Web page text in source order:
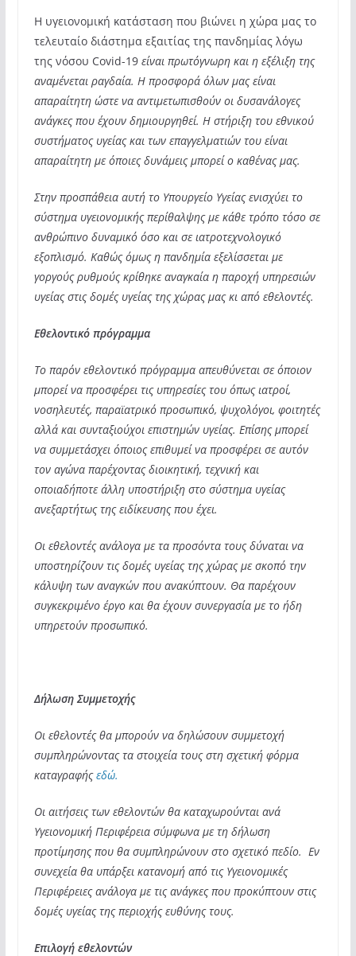
Η υγειονομική κατάσταση που βιώνει η χώρα μας το
τελευταίο διάστημα εξαιτίας της πανδημίας λόγω
της νόσου Covid-19 είναι πρωτόγνωρη και η εξέλιξη της
αναμένεται ραγδαία. Η προσφορά όλων μας είναι
απαραίτητη ώστε να αντιμετωπισθούν οι δυσανάλογες
ανάγκες που έχουν δημιουργηθεί. Η στήριξη του εθνικού
συστήματος υγείας και των επαγγελματιών του είναι
απαραίτητη με όποιες δυνάμεις μπορεί ο καθένας μας.
Στην προσπάθεια αυτή το Υπουργείο Υγείας ενισχύει το
σύστημα υγειονομικής περίθαλψης με κάθε τρόπο τόσο σε
ανθρώπινο δυναμικό όσο και σε ιατροτεχνολογικό
εξοπλισμό. Καθώς όμως η πανδημία εξελίσσεται με
γοργούς ρυθμούς κρίθηκε αναγκαία η παροχή υπηρεσιών
υγείας στις δομές υγείας της χώρας μας κι από εθελοντές.
Εθελοντικό πρόγραμμα
Το παρόν εθελοντικό πρόγραμμα απευθύνεται σε όποιον
μπορεί να προσφέρει τις υπηρεσίες του όπως ιατροί,
νοσηλευτές, παραϊατρικό προσωπικό, ψυχολόγοι, φοιτητές
αλλά και συνταξιούχοι επιστημών υγείας. Επίσης μπορεί
να συμμετάσχει όποιος επιθυμεί να προσφέρει σε αυτόν
τον αγώνα παρέχοντας διοικητική, τεχνική και
οποιαδήποτε άλλη υποστήριξη στο σύστημα υγείας
ανεξαρτήτως της ειδίκευσης που έχει.
Οι εθελοντές ανάλογα με τα προσόντα τους δύναται να
υποστηρίζουν τις δομές υγείας της χώρας με σκοπό την
κάλυψη των αναγκών που ανακύπτουν. Θα παρέχουν
συγκεκριμένο έργο και θα έχουν συνεργασία με το ήδη
υπηρετούν προσωπικό.
Δήλωση Συμμετοχής
Οι εθελοντές θα μπορούν να δηλώσουν συμμετοχή
συμπληρώνοντας τα στοιχεία τους στη σχετική φόρμα
καταγραφήςεδώ.
Οι αιτήσεις των εθελοντών θα καταχωρούνται ανά
Υγειονομική Περιφέρεια σύμφωνα με τη δήλωση
προτίμησης που θα συμπληρώνουν στο σχετικό πεδίο. Εν
συνεχεία θα υπάρξει κατανομή από τις Υγειονομικές
Περιφέρειες ανάλογα με τις ανάγκες που προκύπτουν στις
δομές υγείας της περιοχής ευθύνης τους.
Επιλογή εθελοντών